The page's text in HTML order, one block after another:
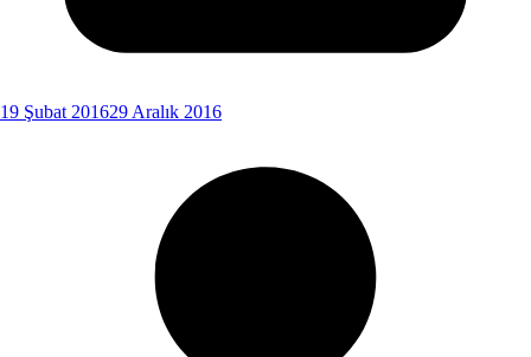
19 Şubat 201629 Aralık 2016